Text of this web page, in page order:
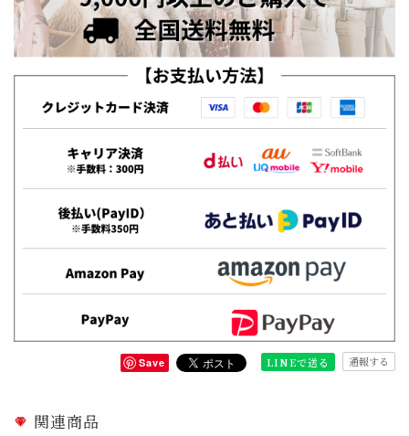
Save LINEで送る 通報する
関連商品